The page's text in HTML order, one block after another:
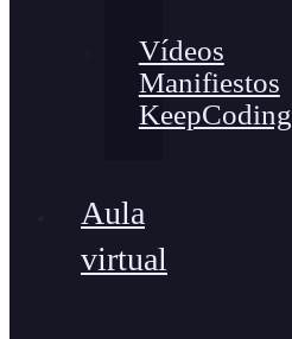
Vídeos
Manifiestos
KeepCoding
Aula
virtual